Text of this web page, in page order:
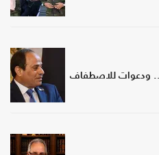
ودعوات للاصطفاف